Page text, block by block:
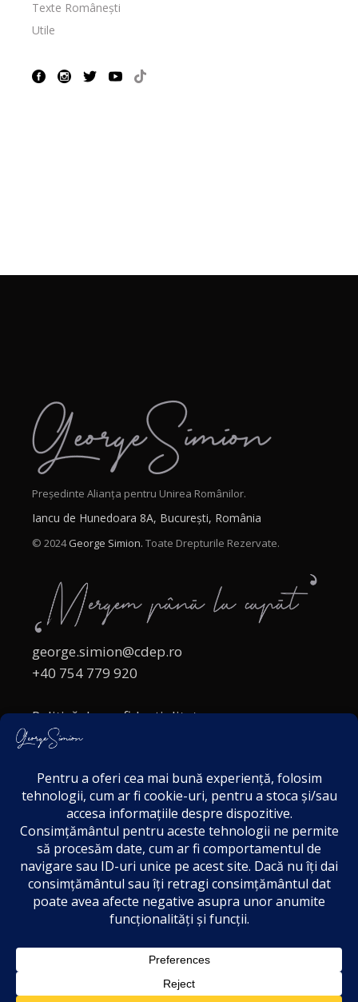
Texte Românești
Utile
Președinte Alianța pentru Unirea Românilor.
Iancu de Hunedoara 8A, București, România
© 2024George Simion. Toate Drepturile Rezervate.
george.simion@cdep.ro
+40 754 779 920
Politică de confidențialitate
Politica cookies
Acordul de markting
Disclaimer